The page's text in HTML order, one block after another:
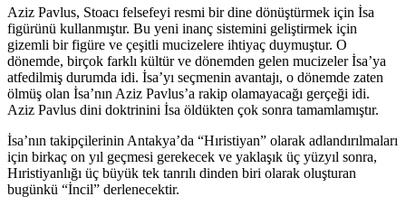
Aziz Pavlus, Stoacı felsefeyi resmi bir dine dönüştürmek için İsa
figürünü kullanmıştır. Bu yeni inanç sistemini geliştirmek için
gizemli bir figüre ve çeşitli mucizelere ihtiyaç duymuştur. O
dönemde, birçok farklı kültür ve dönemden gelen mucizeler İsa’ya
atfedilmiş durumda idi. İsa’yı seçmenin avantajı, o dönemde zaten
ölmüş olan İsa’nın Aziz Pavlus’a rakip olamayacağı gerçeği idi.
Aziz Pavlus dini doktrinini İsa öldükten çok sonra tamamlamıştır.
İsa’nın takipçilerinin Antakya’da “Hıristiyan” olarak adlandırılmaları
için birkaç on yıl geçmesi gerekecek ve yaklaşık üç yüzyıl sonra,
Hıristiyanlığı üç büyük tek tanrılı dinden biri olarak oluşturan
bugünkü “İncil” derlenecektir.